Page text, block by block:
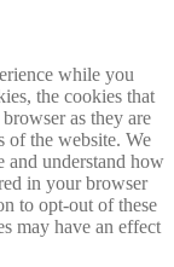
while you
the cookies that
as they are
of the website. We
and understand how
in your browser
to opt-out of these
may have an effect